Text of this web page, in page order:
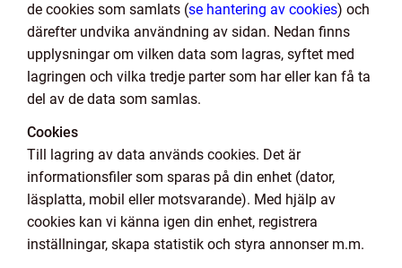
de cookies som samlats (se hantering av cookies) och
därefter undvika användning av sidan. Nedan finns
upplysningar om vilken data som lagras, syftet med
lagringen och vilka tredje parter som har eller kan få ta
del av de data som samlas.
Cookies
Till lagring av data används cookies. Det är
informationsfiler som sparas på din enhet (dator,
läsplatta, mobil eller motsvarande). Med hjälp av
cookies kan vi känna igen din enhet, registrera
inställningar, skapa statistik och styra annonser m.m.